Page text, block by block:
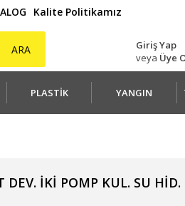
Kalite Politikamız
ARA
Giriş Yap
veya Üye
PLASTİK YANGIN
DEV. İKİ POMP KUL. SU HİD.